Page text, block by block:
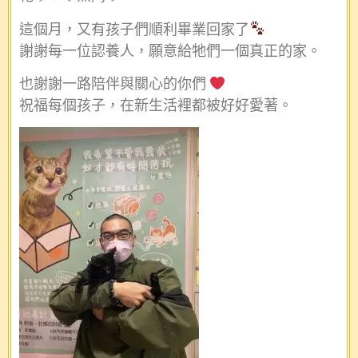
這個月，又有孩子們順利畢業回家了
謝謝每一位認養人，願意給牠們一個真正的家。
也謝謝一路陪伴與關心的你們
祝福每個孩子，在新生活裡都被好好愛著。